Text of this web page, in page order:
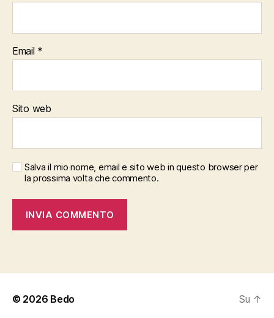
Email *
Sito web
Salva il mio nome, email e sito web in questo browser per
la prossima volta che commento.
© 2026 Bedo Su ↑